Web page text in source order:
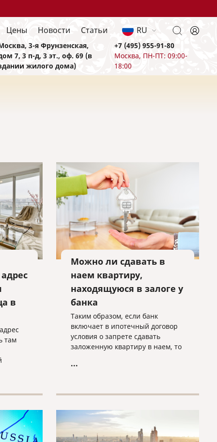
Цены Новости Статьи RU
3-я Фрунзенская,
7, 3 п-д, 3 эт., оф. 69 (в
жилого дома)
+7 (495) 955-91-80
Москва, ПН-ПТ: 09:00-
18:00
в
там
Можно ли сдавать в
наем квартиру,
находящуюся в залоге у
банка
Таким образом, если банк
включает в ипотечный договор
условия о запрете сдавать
заложенную квартиру в наем, то
заемщика как потребителя, а
...